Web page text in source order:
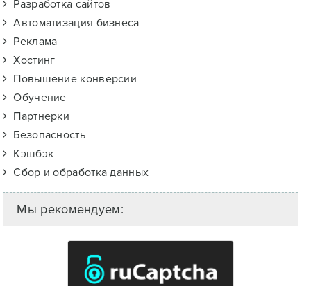
Разработка сайтов
Автоматизация бизнеса
Реклама
Хостинг
Повышение конверсии
Обучение
Партнерки
Безопасность
Кэшбэк
Сбор и обработка данных
Мы рекомендуем: